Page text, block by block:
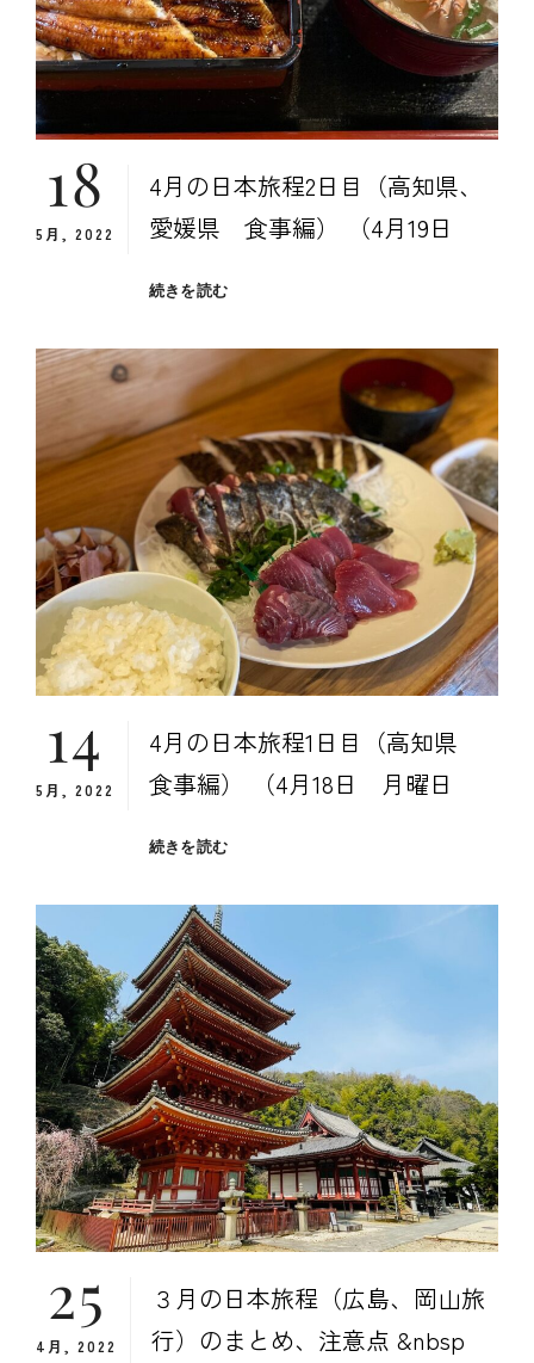
媛
県
食
事
編）
18
5月, 2022
4月の日本旅程2日目（高知県、
愛媛県 食事編） （4月19日
続きを読む４
日
本
程
２
日
目
（高
知
県、
愛
媛
県
食
編）
14
5月, 2022
4月の日本旅程1日目（高知県
食事編） （4月18日 月曜日
続きを読む４
本
旅
程
１
日
目
（高
知
県
食
事
編）
25
4月, 2022
３月の日本旅程（広島、岡山旅
行）のまとめ、注意点 &nbsp